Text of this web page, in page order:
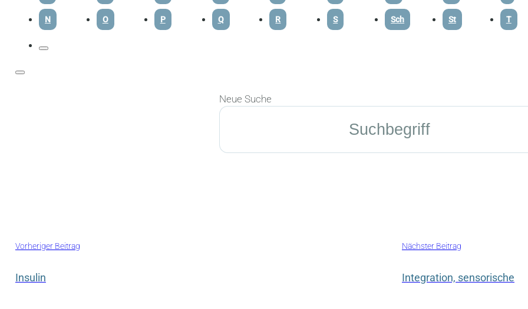
N O P Q R S Sch St T
Neue Suche
Suchen
Vorheriger Beitrag
Insulin
Nächster Beitrag
Integration, sensorische